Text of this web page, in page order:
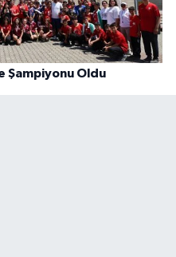
Şampiyonu Oldu